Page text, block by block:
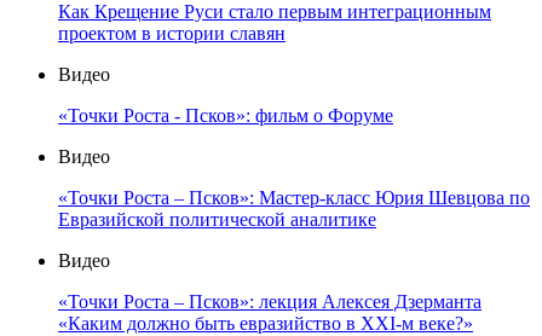
Как Крещение Руси стало первым интеграционным
проектом в истории славян
Видео
«Точки Роста - Псков»: фильм о Форуме
Видео
«Точки Роста – Псков»: Мастер-класс Юрия Шевцова по
Евразийской политической аналитике
Видео
«Точки Роста – Псков»: лекция Алексея Дзерманта
«Каким должно быть евразийство в XXI-м веке?»